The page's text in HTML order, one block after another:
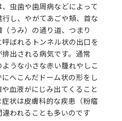
虫歯や歯周病などによって
し、やがてあごや頬、首な
うみ）の通り道、つまり
呼ばれるトンネル状の出口を
出される病気です。通常
うな小さな赤い腫れやしこ
へこんだドーム状の形をし
血液がにじみ出てくること
状は皮膚科的な疾患（粉瘤
われることも多いのです